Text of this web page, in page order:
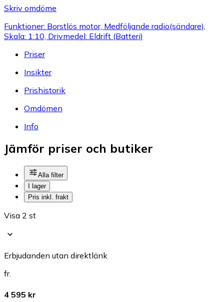
Skriv omdöme
Funktioner: Borstlös motor, Medföljande radio(sändare),
Skala: 1:10, Drivmedel: Eldrift (Batteri)
Priser
Insikter
Prishistorik
Omdömen
Info
Jämför priser och butiker
Alla filter
I lager
Pris inkl. frakt
Visa 2 st
Erbjudanden utan direktlänk
fr.
4 595 kr